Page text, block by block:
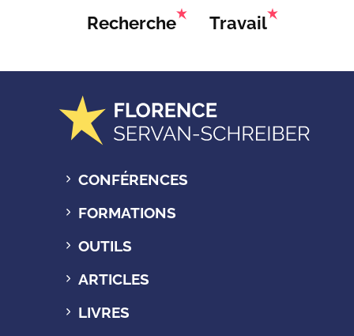
Recherche Travail
CONFÉRENCES
FORMATIONS
OUTILS
ARTICLES
LIVRES